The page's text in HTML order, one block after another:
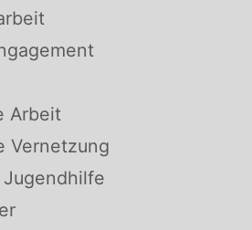
Arbeit
Vernetzung